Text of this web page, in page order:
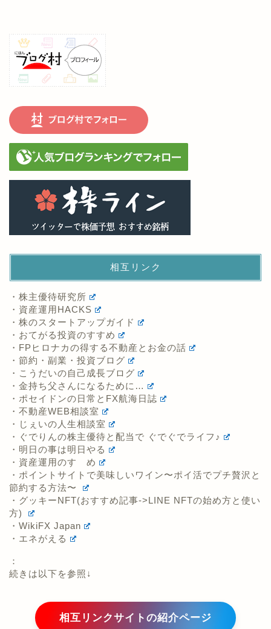
相互リンク
・株主優待研究所
・資産運用HACKS
・株のスタートアップガイド
・おてがる投資のすすめ
・FPヒロナカの得する不動産とお金の話
・節約・副業・投資ブログ
・こうだいの自己成長ブログ
・金持ち父さんになるために…
・ポセイドンの日常とFX航海日誌
・不動産WEB相談室
・じぇいの人生相談室
・ぐでりんの株主優待と配当で ぐでぐでライフ♪
・明日の事は明日やる
・資産運用のすゝめ
・ポイントサイトで美味しいワイン〜ポイ活でプチ贅沢と
節約する方法〜
・グッキーNFT(おすすめ記事->LINE NFTの始め方と使い
方)
・WikiFX Japan
・エネがえる
：
続きは以下を参照↓
相互リンクサイトの紹介ページ